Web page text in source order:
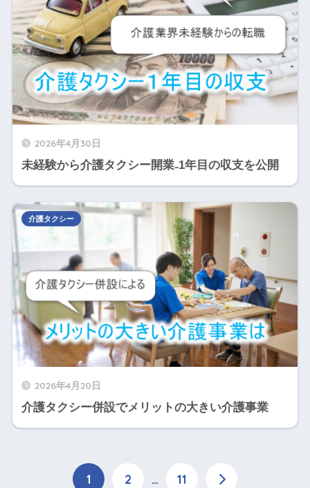
2026年4月30日
未経験から介護タクシー開業₋1年目の収支を公開
2026年4月20日
介護タクシー併設でメリットの大きい介護事業
介護タクシー
1 2 … 11